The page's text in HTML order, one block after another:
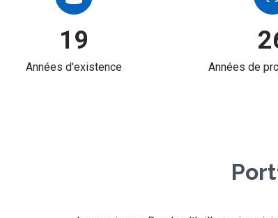
19
Années d'existence Années de